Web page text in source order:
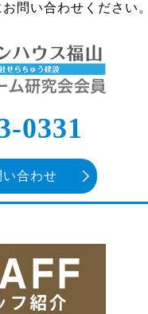
問い合わせください
0331
合わせ